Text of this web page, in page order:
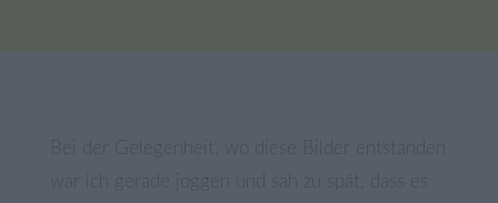
Bei der Gelegenheit, wo diese Bilder entstanden
war ich gerade joggen und sah zu spät, dass es